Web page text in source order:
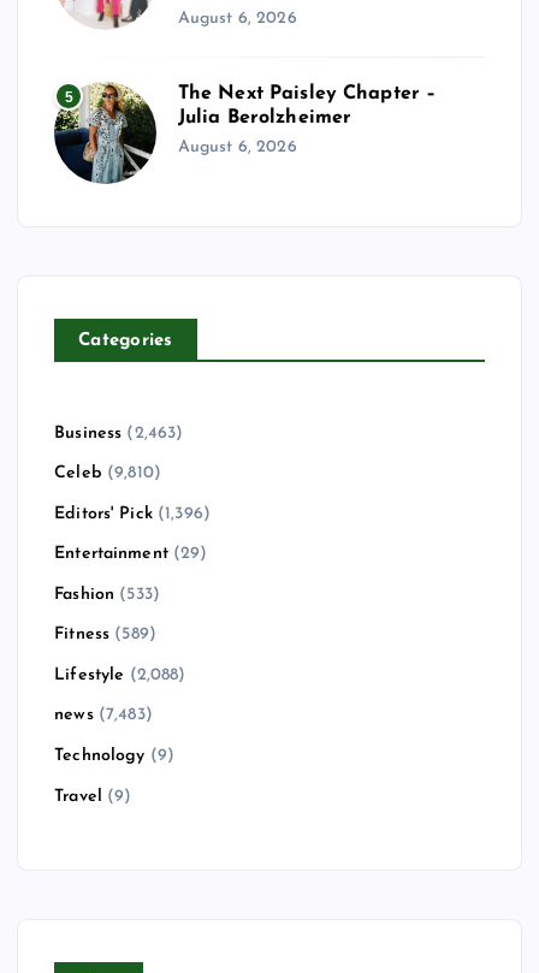
August 6, 2026
5
The Next Paisley Chapter –
Julia Berolzheimer
August 6, 2026
Categories
Business (2,463)
Celeb (9,810)
Editors' Pick(1,396)
Entertainment(29)
Fashion (533)
Fitness (589)
Lifestyle (2,088)
news(7,483)
Technology (9)
Travel (9)